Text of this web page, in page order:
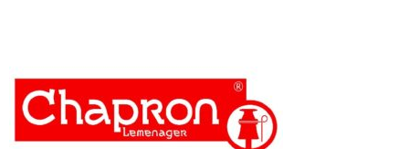
CONTACTS
05 55 86 02 73